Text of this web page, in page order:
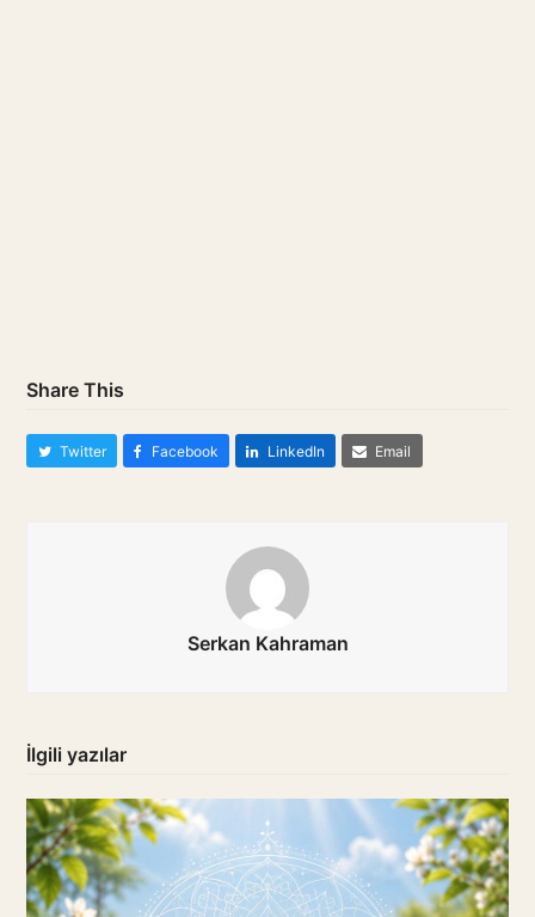
Share This
Twitter Facebook LinkedIn Email
Serkan Kahraman
İlgili yazılar